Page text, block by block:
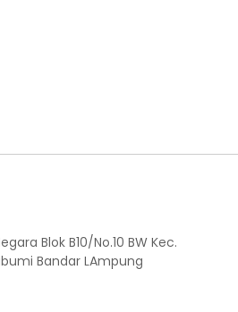
Blok B10/No.10 BW Kec.
Bandar LAmpung